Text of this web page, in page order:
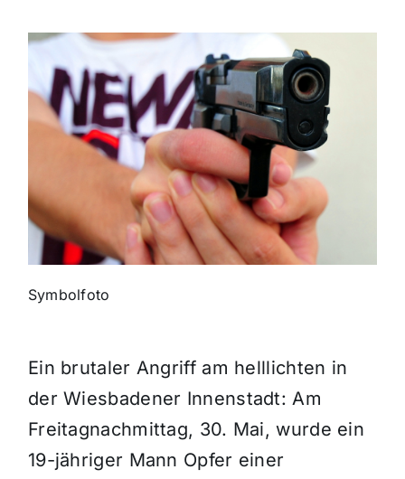
Themen und Termine
Symbolfoto
Ein brutaler Angriff am helllichten in
der Wiesbadener Innenstadt: Am
Freitagnachmittag, 30. Mai, wurde ein
19-jähriger Mann Opfer einer